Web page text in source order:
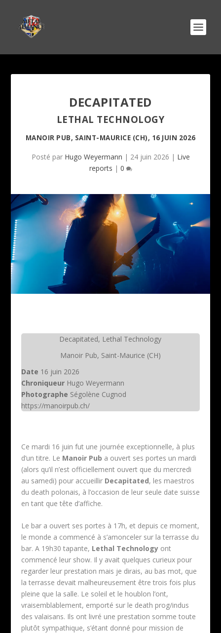
DECAPITATED
LETHAL TECHNOLOGY
MANOIR PUB, SAINT-MAURICE (CH), 16 JUIN 2026
Posté par Hugo Weyermann | 24 juin 2026 | Live
reports | 0
Decapitated, Lethal Technology
Manoir Pub, Saint-Maurice (CH)
Date 16 juin 2026
ChroniqueurHugo Weyermann
Photographe Ségolène Cugnod
https://manoirpub.ch/
Ce mardi 16 juin fut une journée exceptionnelle, à plus
d’un titre. Le Manoir Pub a ouvert ses portes un mardi
(alors qu’il n’est officiellement ouvert que du mercredi
au samedi) pour accueillir Decapitated, les maestros
du death polonais, à l’occasion de leur seule date suisse
en tant que tête d’affiche.
Le bar a ouvert ses portes à 17h, et depuis ce moment,
le monde a commencé à s’amonceler sur la terrasse du
bar. A 19h30 tapante, Lethal Technologyont
commencé leur show. Il y avait quelques curieux pour
regarder leur prestation mais je dirais, au bas mot, que
la terrasse devait malheureusement être trois fois plus
pleine que la salle. Le soleil et le houblon l’ont,
vraisemblablement, emporté sur le death prog/indus
des valaisans. Ils ont livré une prestation somme toute
plutôt sympathique, s’étant donné pour mission de